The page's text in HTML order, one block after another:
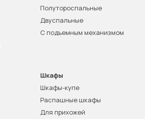
Полутороспальные
Двуспальные
С подъемным механизмом
Шкафы
Шкафы-купе
Распашные шкафы
Для прихожей